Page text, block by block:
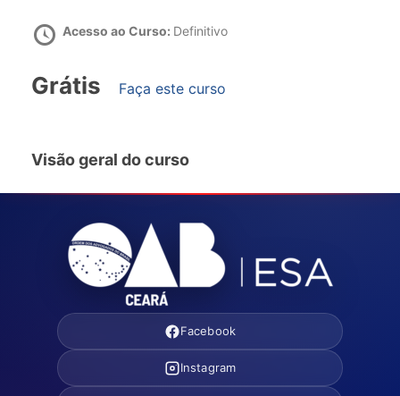
Acesso ao Curso: Definitivo
Grátis Faça este curso
Visão geral do curso
Facebook
Instagram